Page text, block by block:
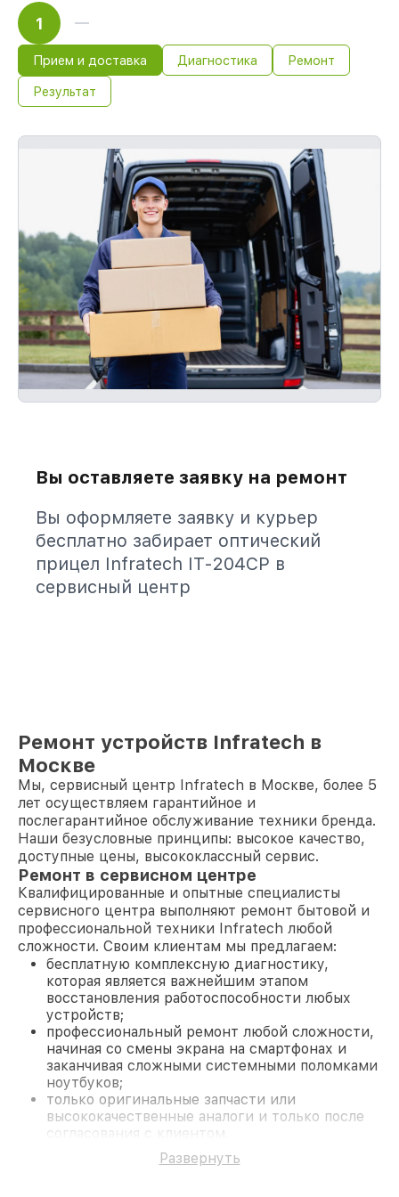
1
Прием и доставка Диагностика Ремонт
Результат
Вы оставляете заявку на ремонт
Вы оформляете заявку и курьер
бесплатно забирает оптический
прицел Infratech IT-204CP в
сервисный центр
Ремонт устройств Infratech в
Москве
Мы, сервисный центр Infratech в Москве, более 5
лет осуществляем гарантийное и
послегарантийное обслуживание техники бренда.
Наши безусловные принципы: высокое качество,
доступные цены, высококлассный сервис.
Ремонт в сервисном центре
Квалифицированные и опытные специалисты
сервисного центра выполняют ремонт бытовой и
профессиональной техники Infratech любой
сложности. Своим клиентам мы предлагаем:
бесплатную комплексную диагностику,
которая является важнейшим этапом
восстановления работоспособности любых
устройств;
профессиональный ремонт любой сложности,
начиная со смены экрана на смартфонах и
заканчивая сложными системными поломками
ноутбуков;
только оригинальные запчасти или
высококачественные аналоги и только после
согласования с клиентом.
На все работы и замененные комплектующие
предоставляется длительная гарантия. В случае
Развернуть